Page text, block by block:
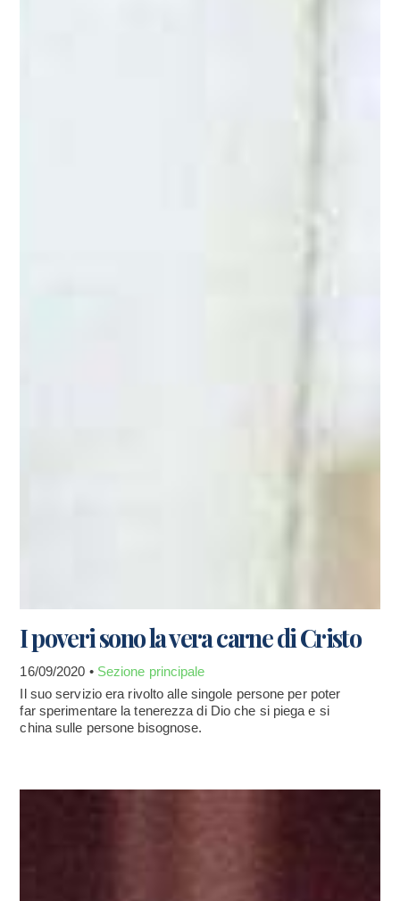
I poveri sono la vera carne di Cristo
16/09/2020 • Sezione principale
Il suo servizio era rivolto alle singole persone per poter
far sperimentare la tenerezza di Dio che si piega e si
china sulle persone bisognose.